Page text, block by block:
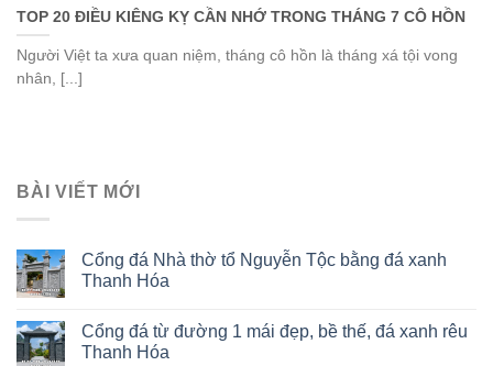
TOP 20 ĐIỀU KIÊNG KỴ CẦN NHỚ TRONG THÁNG 7 CÔ HỒN
Người Việt ta xưa quan niệm, tháng cô hồn là tháng xá tội vong
nhân, [...]
BÀI VIẾT MỚI
Cổng đá Nhà thờ tổ Nguyễn Tộc bằng đá xanh
Thanh Hóa
Cổng đá từ đường 1 mái đẹp, bề thế, đá xanh rêu
Thanh Hóa